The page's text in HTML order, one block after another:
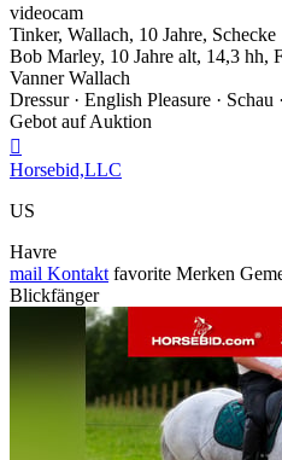
videocam
Tinker, Wallach, 10 Jahre, Schecke
Bob Marley, 10 Jahre alt, 14,3 hh,
Vanner Wallach
Dressur · English Pleasure · Schau
Gebot auf Auktion

Horsebid,LLC
US
Havre
mail Kontakt favorite Merken
Blickfänger